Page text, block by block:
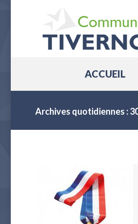
ACCUEIL
Archives quotidiennes :